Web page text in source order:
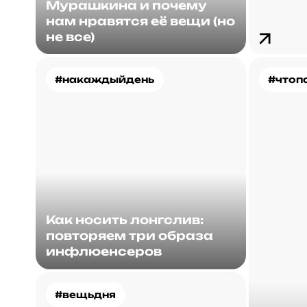
Мурашкина и почему
нам нравятся её вещи (но
не все)
#накаждыйдень
Как носить лонгслив:
повторяем три образа
инфлюенсеров
#вещьдня